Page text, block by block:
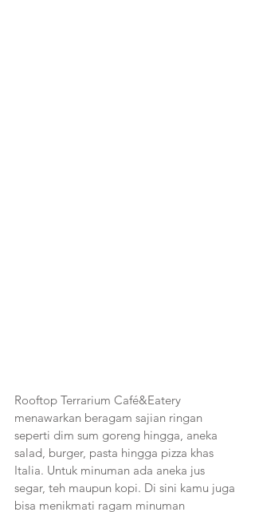
Rooftop Terrarium Café&Eatery
menawarkan beragam sajian ringan
seperti dim sum goreng hingga, aneka
salad, burger, pasta hingga pizza khas
Italia. Untuk minuman ada aneka jus
segar, teh maupun kopi. Di sini kamu juga
bisa menikmati ragam minuman